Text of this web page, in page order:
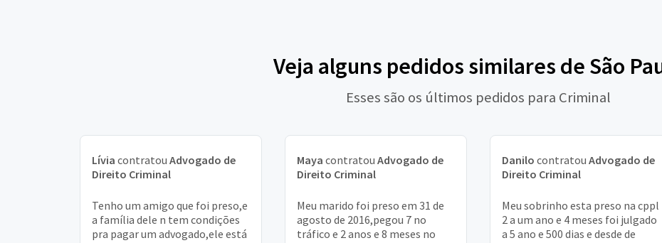
Veja alguns pedidos similares de São
Esses são os últimos pedidos para Criminal
Lívia contratou Advogado de
Direito Criminal
Tenho um amigo que foi preso,e
a família dele n tem condições
pra pagar um advogado,ele está
Maya contratou Advogado de
Direito Criminal
Meu marido foi preso em 31 de
agosto de 2016,pegou 7 no
tráfico e 2 anos e 8 meses no
Danilo contratou Advogado de
Direito Criminal
Meu sobrinho esta preso na cppl
2 a um ano e 4 meses foi julgado
a 5 ano e 500 dias e desde de